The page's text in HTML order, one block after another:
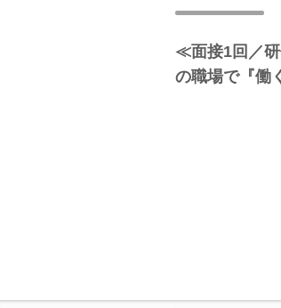
≪面接1回／
の職場で『働